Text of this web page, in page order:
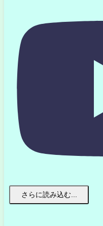
さらに読み込む...